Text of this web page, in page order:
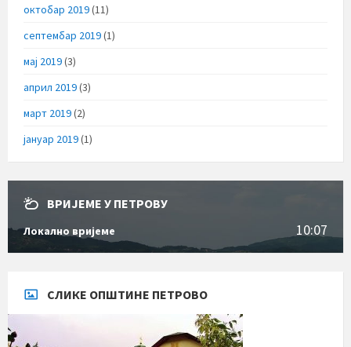
октобар 2019(11)
септембар 2019(1)
мај 2019(3)
април 2019(3)
март 2019(2)
јануар 2019(1)
ВРИЈЕМЕ У ПЕТРОВУ
Локално вријеме 10:07
СЛИКЕ ОПШТИНЕ ПЕТРОВО